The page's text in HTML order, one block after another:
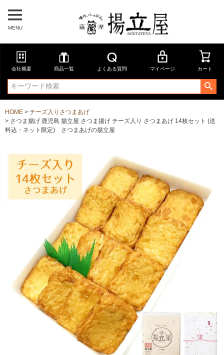
MENU
会社概要 商品一覧 よくある質問 マイページ カート
HOME
チーズ入りさつまあげ
さつま揚げ 鹿児島 揚立屋 さつま揚げ チーズ入り さつまあげ 14枚セット (送
料込・ネット限定) さつまあげの揚立屋